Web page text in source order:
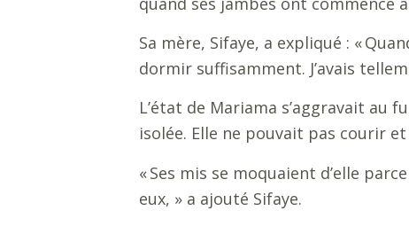
Sa mère, Sifaye, a expliqué : «
dormir suffisamment. J’avais
L’état de Mariama s’aggravait au
isolée. Elle ne pouvait pas courir
«Ses mis se moquaient d’elle
eux, » a ajouté Sifaye.